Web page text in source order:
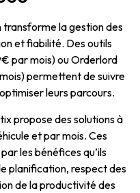
transforme la gestion des
et fiabilité. Des outils
par mois) ou Orderlord
permettent de suivre
leurs parcours.
propose des solutions à
et par mois. Ces
les bénéfices qu’ils
planification, respect des
de la productivité des